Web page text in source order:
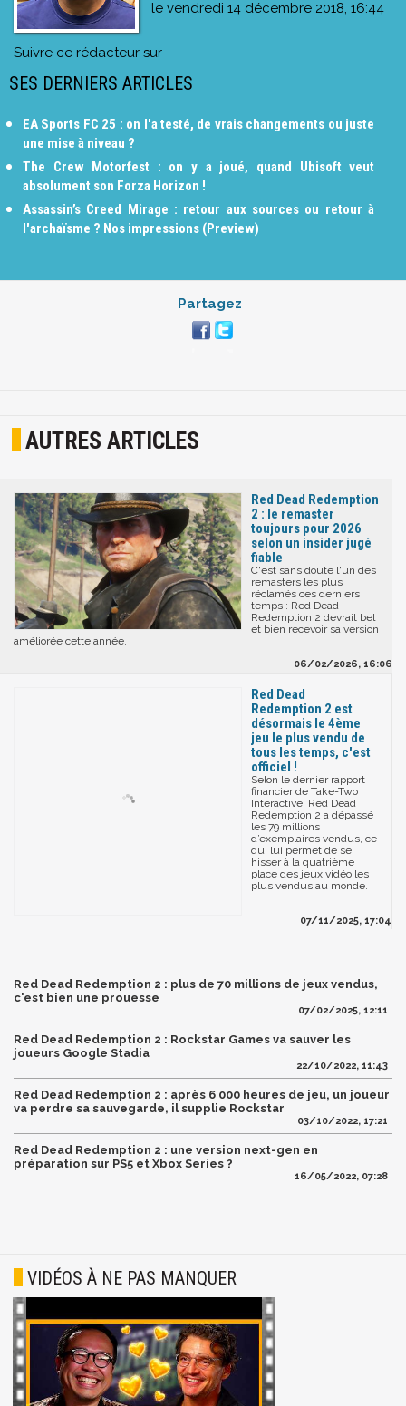
le vendredi 14 décembre 2018, 16:44
Suivre ce rédacteur sur
SES DERNIERS ARTICLES
EA Sports FC 25 : on l'a testé, de vrais changements ou juste
une mise à niveau ?
The Crew Motorfest : on y a joué, quand Ubisoft veut
absolument son Forza Horizon !
Assassin’s Creed Mirage : retour aux sources ou retour à
l'archaïsme ? Nos impressions (Preview)
Partagez
AUTRES ARTICLES
Red Dead Redemption
2 : le remaster
toujours pour 2026
selon un insider jugé
fiable
C'est sans doute l'un des
remasters les plus
réclamés ces derniers
temps : Red Dead
Redemption 2 devrait bel
et bien recevoir sa version
améliorée cette année.
06/02/2026, 16:06
Red Dead
Redemption 2 est
désormais le 4ème
jeu le plus vendu de
tous les temps, c'est
officiel !
Selon le dernier rapport
financier de Take-Two
Interactive, Red Dead
Redemption 2 a dépassé
les 79 millions
d’exemplaires vendus, ce
qui lui permet de se
hisser à la quatrième
place des jeux vidéo les
plus vendus au monde.
07/11/2025, 17:04
Red Dead Redemption 2 : plus de 70 millions de jeux vendus,
c'est bien une prouesse
07/02/2025, 12:11
Red Dead Redemption 2 : Rockstar Games va sauver les
joueurs Google Stadia
22/10/2022, 11:43
Red Dead Redemption 2 : après 6 000 heures de jeu, un joueur
va perdre sa sauvegarde, il supplie Rockstar
03/10/2022, 17:21
Red Dead Redemption 2 : une version next-gen en
préparation sur PS5 et Xbox Series ?
16/05/2022, 07:28
VIDÉOS À NE PAS MANQUER